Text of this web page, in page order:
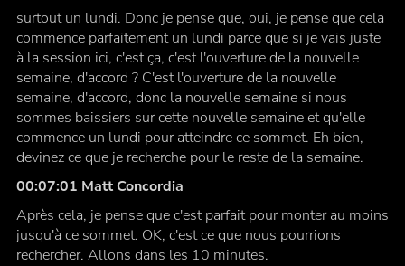
surtout un lundi. Donc je pense que, oui, je pense que cela
commence parfaitement un lundi parce que si je vais juste
à la session ici, c'est ça, c'est l'ouverture de la nouvelle
semaine, d'accord ? C'est l'ouverture de la nouvelle
semaine, d'accord, donc la nouvelle semaine si nous
sommes baissiers sur cette nouvelle semaine et qu'elle
commence un lundi pour atteindre ce sommet. Eh bien,
devinez ce que je recherche pour le reste de la semaine.
00:07:01 Matt Concordia
Après cela, je pense que c'est parfait pour monter au moins
jusqu'à ce sommet. OK, c'est ce que nous pourrions
rechercher. Allons dans les 10 minutes.